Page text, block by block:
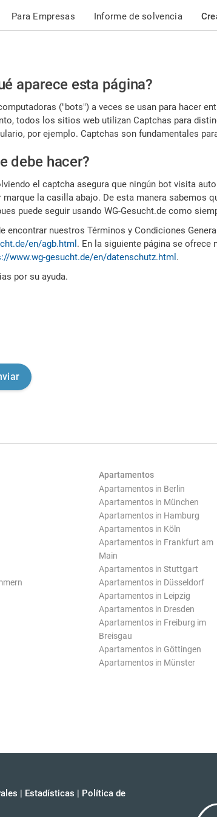
Para Empresas Informe de solvencia
aparece esta página?
("bots") a veces se usan para hacer
todos los sitios web utilizan Captchas para
por ejemplo. Captchas son fundamentales
debe hacer?
el captcha asegura que ningún bot visita
marque la casilla abajo. De esta manera sabemos
puede seguir usando WG-Gesucht.de como
encontrar nuestros Términos y Condiciones
en/agb.html . En la siguiente página se
www.wg-gesucht.de/en/datenschutz.html .
por su ayuda.
Apartamentos
Apartamentos in Berlin
Apartamentos in München
Apartamentos in Hamburg
Apartamentos in Köln
Apartamentos in Frankfurt am
Main
Apartamentos in Stuttgart
Apartamentos in Düsseldorf
Apartamentos in Leipzig
Apartamentos in Dresden
Apartamentos in Freiburg im
Breisgau
Apartamentos in Göttingen
Apartamentos in Münster
| Estadísticas | Política de